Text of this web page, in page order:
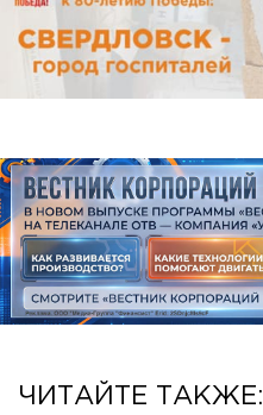
ЧИТАЙТЕ ТАКЖЕ: